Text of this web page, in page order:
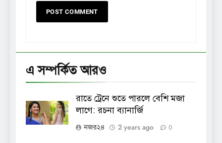
এ সম্পর্কিত আরও
রাতে ট্রেনে শুতে পারলে বেশি মজা
লাগে: রচনা ব্যানার্জি
নজর২৪ 2 years ago 0